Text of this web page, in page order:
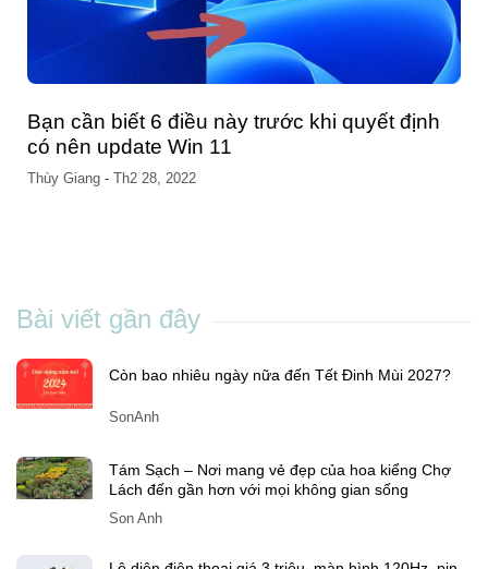
Bạn cần biết 6 điều này trước khi quyết định
có nên update Win 11
Thùy Giang - Th2 28, 2022
Bài viết gần đây
Còn bao nhiêu ngày nữa đến Tết Đinh Mùi 2027?
SonAnh
Tám Sạch – Nơi mang vẻ đẹp của hoa kiểng Chợ
Lách đến gần hơn với mọi không gian sống
Son Anh